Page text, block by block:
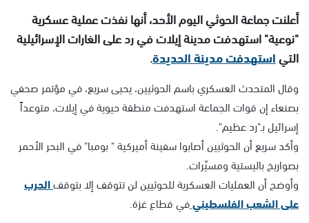
أعلنت جماعة الحوثي اليوم الأحد، أنها نفذت عملية عسكرية
"نوعية" استهدفت مدينة إيلات في رد على الغارات الإسرائيلية
التياستهدفت مدينة الحديدة.
وقال المتحدث العسكري باسم الحوثيين، يحيى سريع، في مؤتمر صحفي
بصنعاء إن قوات الجماعة استهدفت منطقة حيوية في إيلات، متوعداً
إسرائيل بـ"رد عظيم".
وأكد سريع أن الحوثيين أصابوا سفينة أميركية " بومبا" في البحر الأحمر
بصواريخ باليستية ومسيّرات.
وأوضح أن العمليات العسكرية للحوثيين لن تتوقف إلا بتوقفالحرب
على الشعب الفلسطينيفي قطاع غزة.